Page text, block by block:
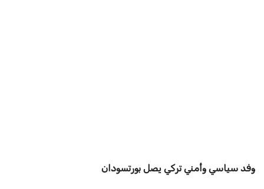
وفد سياسي وأمني تركي يصل بورتسودان